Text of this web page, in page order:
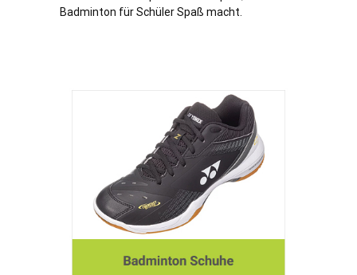
Badminton für Schüler Spaß macht.